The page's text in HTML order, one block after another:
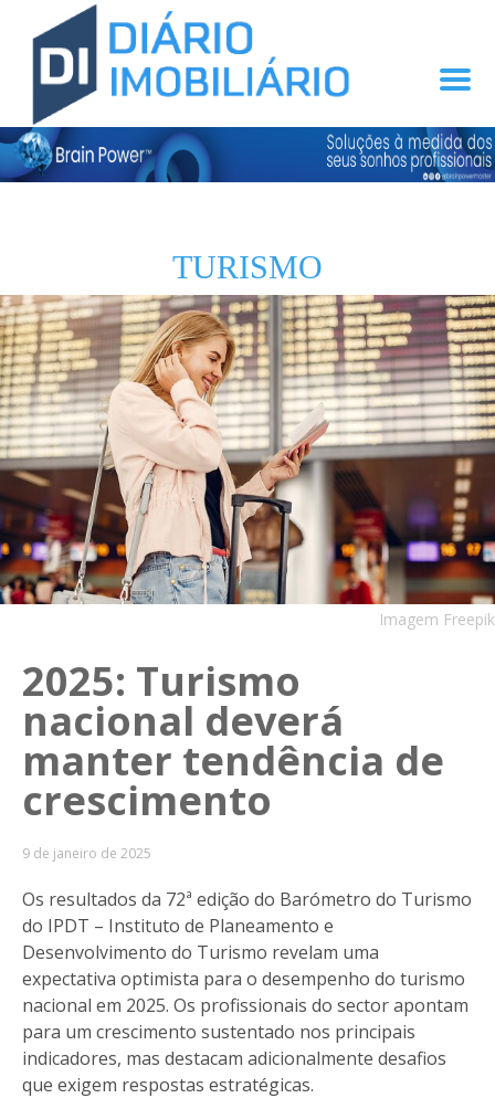
TURISMO
Imagem Freepik
2025: Turismo
nacional deverá
manter tendência de
crescimento
9 de janeiro de 2025
Os resultados da 72ª edição do Barómetro do Turismo
do IPDT – Instituto de Planeamento e
Desenvolvimento do Turismo revelam uma
expectativa optimista para o desempenho do turismo
nacional em 2025. Os profissionais do sector apontam
para um crescimento sustentado nos principais
indicadores, mas destacam adicionalmente desafios
que exigem respostas estratégicas.